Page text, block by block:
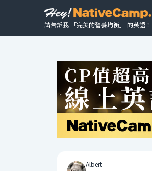
請告訴我 「完美的營養均衡」 的英語！
Albert